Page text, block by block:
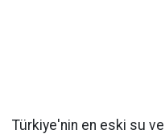
Türkiye'nin en eski su